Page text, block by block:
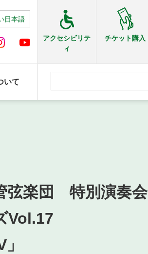
日本語
アクセシビリテ
ィ
チケット購入
いて
弦楽団 特別演奏会
Vol.17